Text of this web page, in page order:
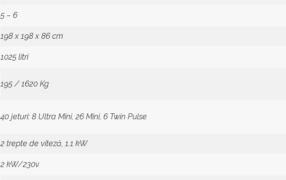
5 – 6
198 x 198 x 86 cm
1025 litri
195 / 1620 Kg
40 jeturi: 8 Ultra Mini, 26 Mini, 6 Twin Pulse
2 trepte de viteză, 1.1 kW
2 kW/230v